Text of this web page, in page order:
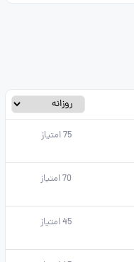
75امتیاز
70امتیاز
45امتیاز